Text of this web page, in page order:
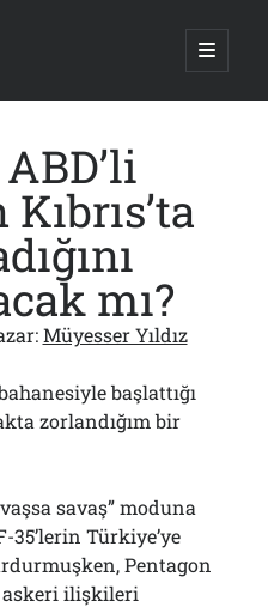
ana
Sözler!..
“Suçu”!..
Heyetine Böyle İsyan Etti:“Bizi
İçin ABD’yi Göreve
mı?
Müyesser Yıldız
başlattığı
zorlandığım bir
savaş” moduna
35’lerin Türkiye’ye
Pentagon
askeri ilişkileri